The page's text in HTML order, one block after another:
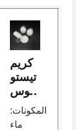
كريم
تيستو
بوس
ت للر
جال -
المكونات:
ماء